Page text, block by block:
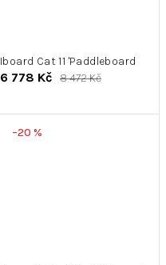
Iboard Cat 11 'Paddleboard
6 778 Kč 8 472 Kč
–20 %